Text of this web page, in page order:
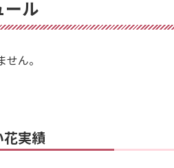
ール
ん。
実績